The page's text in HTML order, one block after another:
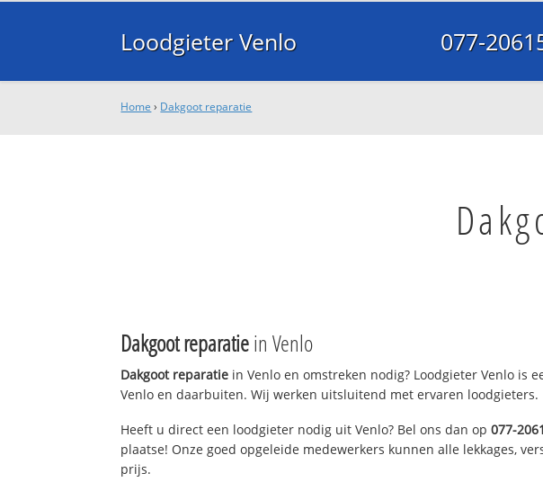
Loodgieter Venlo 077-
Home › Dakgoot reparatie
Dakgoot reparatiein Venlo
Dakgoot reparatie in Venlo en omstreken nodig? Loodgieter Venlo is
Venlo en daarbuiten. Wij werken uitsluitend met ervaren loodgieters.
Heeft u direct een loodgieter nodig uit Venlo? Bel ons dan op077-
plaatse! Onze goed opgeleide medewerkers kunnen alle lekkages,
prijs.